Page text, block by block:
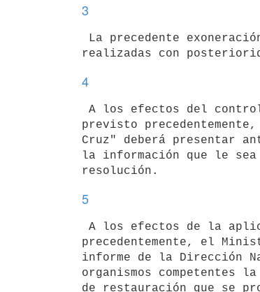
3
4
previsto precedentemente,
Cruz" deberá presentar
la información que le
5
precedentemente, el
informe de la Dirección
organismos competentes